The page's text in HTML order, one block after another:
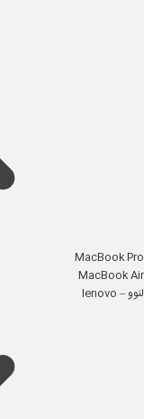
MacBook Pro
MacBook Air
لنوو – lenovo